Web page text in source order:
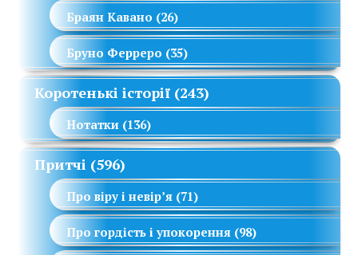
Браян Кавано (26)
Бруно Ферреро (35)
Коротенькі історії (243)
Нотатки (136)
Притчі (596)
Про віру і невір’я (71)
Про гордість і упокорення (98)